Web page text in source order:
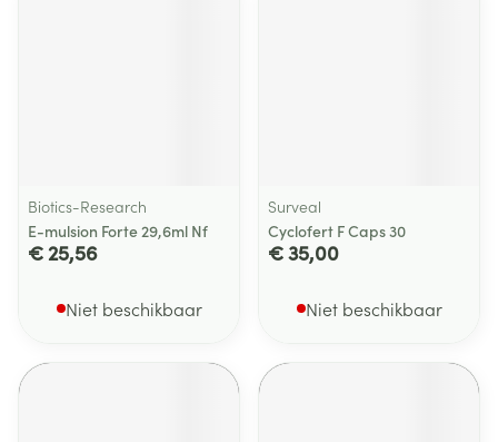
Biotics-Research
E-mulsion Forte 29,6ml Nf
€ 25,56
Niet beschikbaar
Surveal
Cyclofert F Caps 30
€ 35,00
Niet beschikbaar